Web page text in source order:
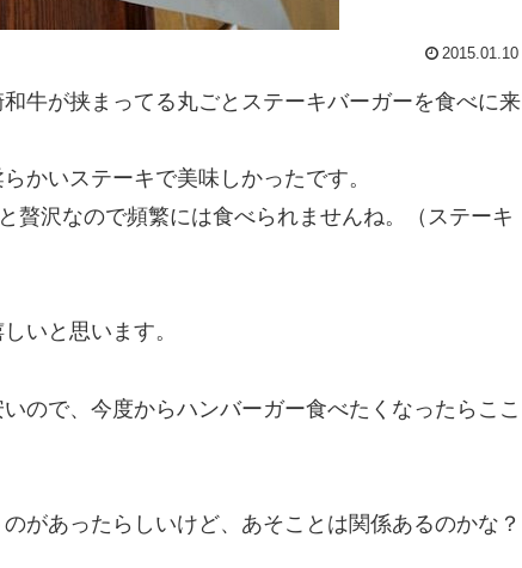
2015.01.10
牛が挟まってる丸ごとステーキバーガーを食べに来
かいステーキで美味しかったです。
贅沢なので頻繁には食べられませんね。（ステーキ
いと思います。
ので、今度からハンバーガー食べたくなったらここ
があったらしいけど、あそことは関係あるのかな？